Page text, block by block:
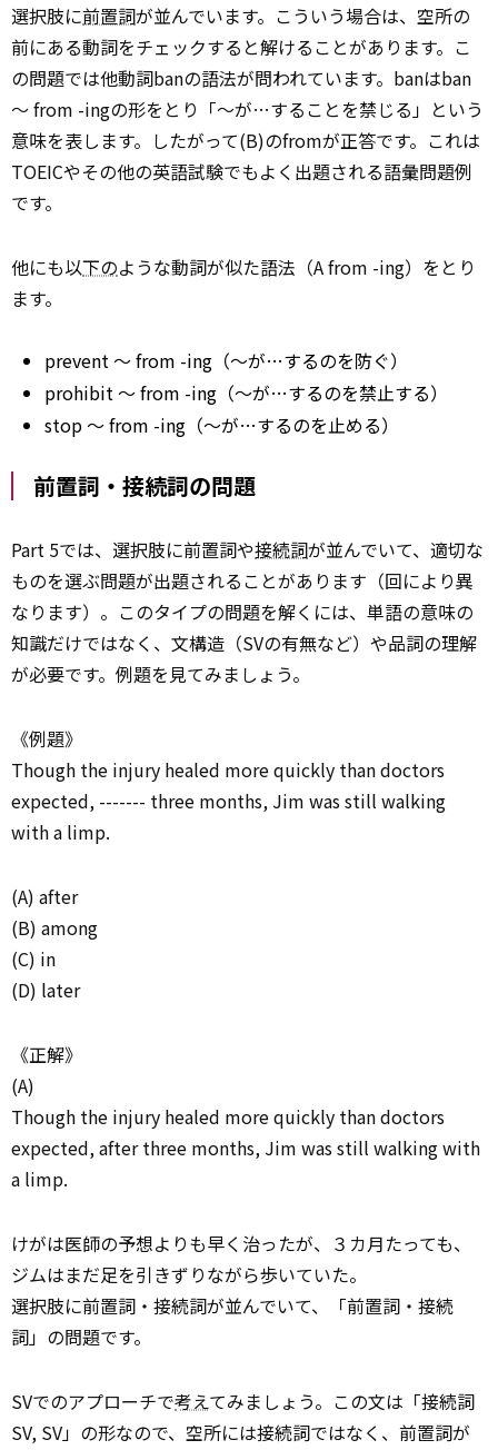
選択肢に前置詞が並んでいます。こういう場合は、空所の
前にある動詞をチェックすると解けることがあります。こ
の問題では他動詞banの語法が問われています。banはban
～ from -ingの形をとり「～が…することを禁じる」という
意味を表します。したがって(B)のfromが正答です。これは
TOEICやその他の英語試験でもよく出題される語彙問題例
です。
他にも以下のような動詞が似た語法（A from -ing）をとり
ます。
prevent ～ from -ing（～が…するのを防ぐ）
prohibit ～ from -ing（～が…するのを禁止する）
stop ～ from -ing（～が…するのを止める）
前置詞・接続詞の問題
Part 5では、選択肢に前置詞や接続詞が並んでいて、適切な
ものを選ぶ問題が出題されることがあります（回により異
なります）。このタイプの問題を解くには、単語の意味の
知識だけではなく、文構造（SVの有無など）や品詞の理解
が必要です。例題を見てみましょう。
《例題》
Though the injury healed more quickly than doctors
expected, ------- three months, Jim was still walking
with a limp.
(A) after
(B) among
(C) in
(D) later
《正解》
(A)
Though the injury healed more quickly than doctors
expected, after three months, Jim was still walking with
a limp.
けがは医師の予想よりも早く治ったが、３カ月たっても、
ジムはまだ足を引きずりながら歩いていた。
選択肢に前置詞・接続詞が並んでいて、「前置詞・接続
詞」の問題です。
SVでのアプローチで考えてみましょう。この文は「接続詞
SV, SV」の形なので、空所には接続詞ではなく、前置詞が